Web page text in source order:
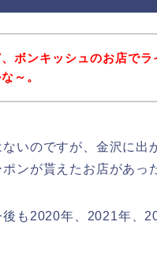
ボンキッシュのお店でラ
～。
いのですが、金沢に出
ンが貰えたお店があっ
も2020年、2021年、